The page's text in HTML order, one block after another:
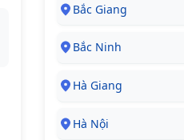
Bắc Giang
Bắc Ninh
Hà Giang
Hà Nội